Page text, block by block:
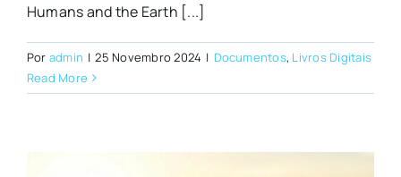
Humans and the Earth [...]
Por admin | 25 Novembro 2024 | Documentos, Livros Digitais
Read More